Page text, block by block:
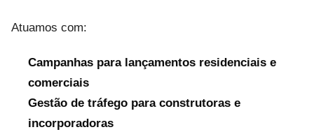
Atuamos com:
Campanhas para lançamentos residenciais e
comerciais
Gestão de tráfego para construtoras e
incorporadoras